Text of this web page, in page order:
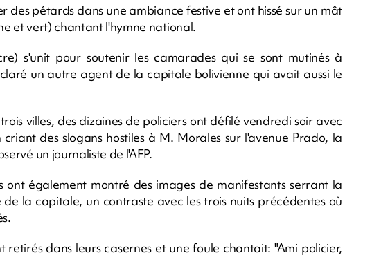
des pétards dans une ambiance festive et ont hissé sur un mât
et vert) chantant l'hymne national.
s'unit pour soutenir les camarades qui se sont mutinés à
un autre agent de la capitale bolivienne qui avait aussi le
villes, des dizaines de policiers ont défilé vendredi soir avec
des slogans hostiles à M. Morales sur l'avenue Prado, la
un journaliste de l'AFP.
ont également montré des images de manifestants serrant la
la capitale, un contraste avec les trois nuits précédentes où
retirés dans leurs casernes et une foule chantait: "Ami policier,